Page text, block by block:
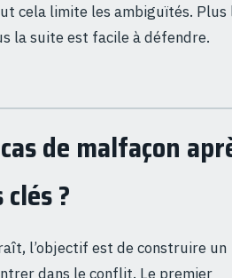
cela limite les ambiguïtés. Plus
la suite est facile à défendre.
de malfaçon
?
l’objectif est de construire un
dans le conflit. Le premier